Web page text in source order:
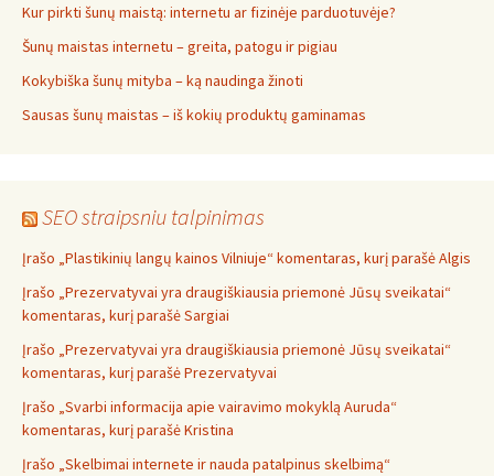
Kur pirkti šunų maistą: internetu ar fizinėje parduotuvėje?
Šunų maistas internetu – greita, patogu ir pigiau
Kokybiška šunų mityba – ką naudinga žinoti
Sausas šunų maistas – iš kokių produktų gaminamas
SEO straipsniu talpinimas
Įrašo „Plastikinių langų kainos Vilniuje“ komentaras, kurį parašė Algis
Įrašo „Prezervatyvai yra draugiškiausia priemonė Jūsų sveikatai“
komentaras, kurį parašė Sargiai
Įrašo „Prezervatyvai yra draugiškiausia priemonė Jūsų sveikatai“
komentaras, kurį parašė Prezervatyvai
Įrašo „Svarbi informacija apie vairavimo mokyklą Auruda“
komentaras, kurį parašė Kristina
Įrašo „Skelbimai internete ir nauda patalpinus skelbimą“